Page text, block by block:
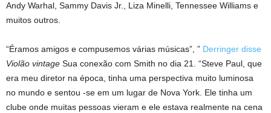
Andy Warhal, Sammy Davis Jr., Liza Minelli, Tennessee Williams e
muitos outros.
“Éramos amigos e compusemos várias músicas”, ” Derringer disse
Violão vintage Sua conexão com Smith no dia 21. “Steve Paul, que
era meu diretor na época, tinha uma perspectiva muito luminosa
no mundo e sentou -se em um lugar de Nova York. Ele tinha um
clube onde muitas pessoas vieram e ele estava realmente na cena